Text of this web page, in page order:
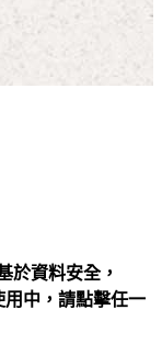
於資料安全，
中，請點擊任一